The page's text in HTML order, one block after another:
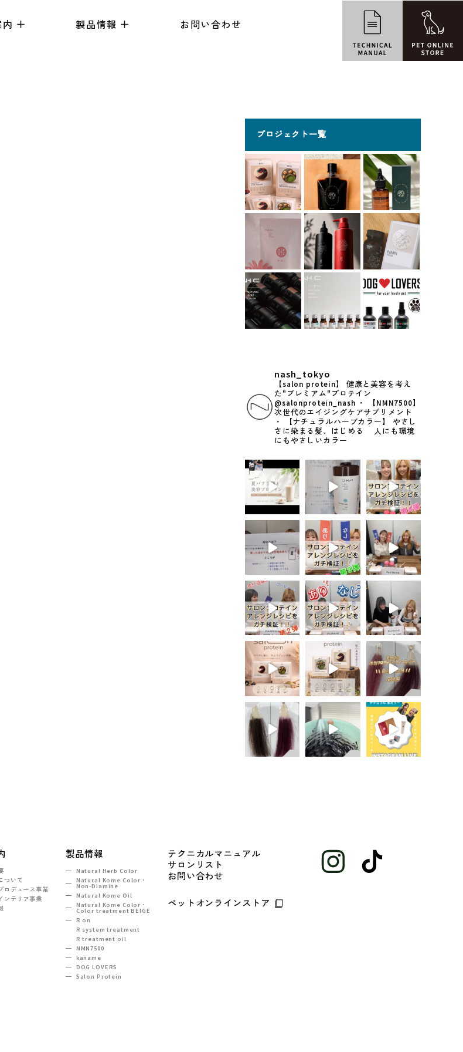
製品情報 お問い合わせ
プロジェクト一覧
nash_tokyo
【salon protein】 健康と美容を考え
た"プレミアム"プロテイン
@salonprotein_nash ・
【NMN7500】
次世代のエイジングケアサプリメント
・
【ナチュラルハーブカラー】
やさし
さに染まる髪、はじめる
人にも環境
にもやさしいカラー
ついて
ロデュース事業
ンテリア事業
製品情報
Natural Herb Color
Natural Kome Color・
Non-Diamine
Natural Kome Oil
Natural Kome Color・
Color treatment BEIGE
R on
R system treatment
R treatment oil
NMN7500
kaname
DOG LOVERS
Salon Protein
テクニカルマニュアル
サロンリスト
お問い合わせ
ペットオンラインストア